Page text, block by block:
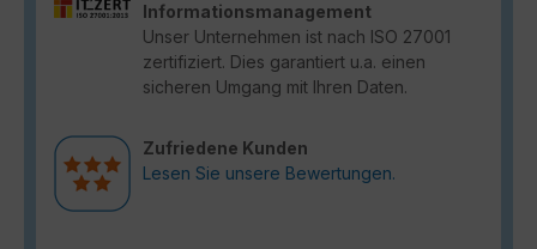
Informationsmanagement
Unser Unternehmen ist nach ISO 27001
zertifiziert. Dies garantiert u.a. einen
sicheren Umgang mit Ihren Daten.
Zufriedene Kunden
Lesen Sie unsere Bewertungen.